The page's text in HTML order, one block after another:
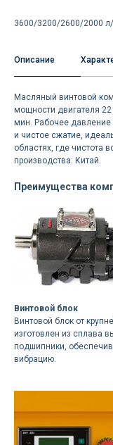
3600/3200/2600/2000
Описание
Масляный винтовой
мощности двигателя 22
мин. Рабочее давление
и чистое сжатие,
областях, где чистота
производства: Китай.
Преимущества
Винтовой блок
Винтовой блок от
изготовлен из сплава
подшипники,
вибрацию.